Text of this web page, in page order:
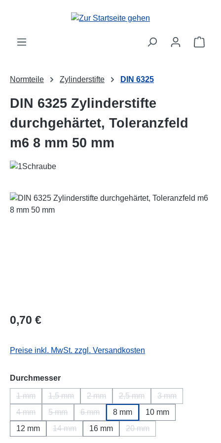
Zum Hauptinhalt springen
Normteile Zylinderstifte DIN 6325
DIN 6325 Zylinderstifte
durchgehärtet, Toleranzfeld
m6 8 mm 50 mm
Bildergalerie überspringen
Regulärer Preis:
0,70 €
Preise inkl. MwSt. zzgl. Versandkosten
Durchmesserauswählen
1 mm
(Diese Option ist zurzeit nicht verfügbar.)
1,5 mm
(Diese Option ist zurzeit nicht verfügbar.)
2 mm
(Diese Option ist zurzeit nicht
2,5 mm
(Diese Option ist zurzeit
3 mm
(Diese Option ist
4 mm
(Diese Option ist zurzeit nicht verfügbar.)
5 mm
(Diese Option ist zurzeit nicht verfügbar.)
6 mm
(Diese Option ist zurzeit nicht verfügbar.)
8 mm
10 mm
12 mm
14 mm
(Diese Option ist zurzeit nicht verfügbar.)
16 mm 20 mm
(Diese Option ist zurzeit